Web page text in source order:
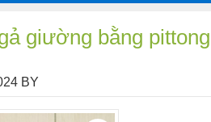
giường bằng
BY